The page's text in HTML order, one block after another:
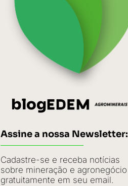
blog
Assine a nossa Newsletter:
Cadastre-se e receba notícias
sobre mineração e agronegócio
gratuitamente em seu email.